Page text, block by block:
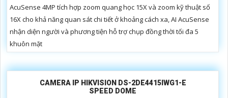
AcuSense 4MP tích hợp zoom quang học 15X và zoom kỹ thuật số
16X cho khả năng quan sát chi tiết ở khoảng cách xa, AI AcuSense
nhận diện người và phương tiện hỗ trợ chụp đồng thời tối đa 5
khuôn mặt
CAMERA IP HIKVISION DS-2DE4415IWG1-E
SPEED DOME